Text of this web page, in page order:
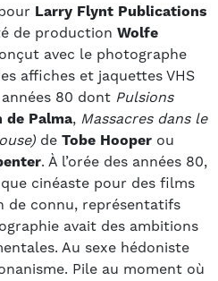
Larry Flynt Publications
de production Wolfe
avec le photographe
affiches et jaquettes VHS
80 dont Pulsions
de Palma, Massacres dans le
de Tobe Hooper ou
. À l’orée des années 80,
cinéaste pour des films
de connu, représentatifs
avait des ambitions
Au sexe hédoniste
Pile au moment où